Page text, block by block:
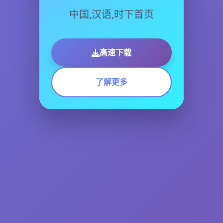
中国,汉语,时下首页
高速下载
了解更多